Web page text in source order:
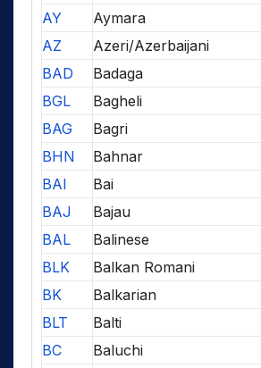
AY
Aymara
AZ
Azeri/Azerbaijani
BAD
Badaga
BGL
Bagheli
BAG
Bagri
BHN
Bahnar
BAI
Bai
BAJ
Bajau
BAL
Balinese
BLK
Balkan Romani
BK
Balkarian
BLT
Balti
BC
Baluchi